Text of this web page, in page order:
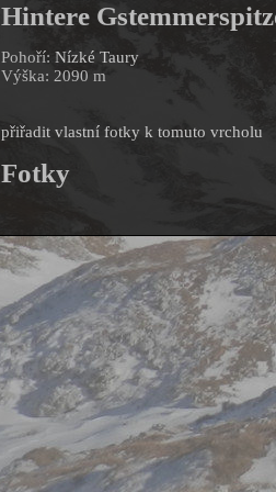
Hintere
Pohoří: Nízké Taury
Výška: 2090 m
přiřadit vlastní fotky k tomuto vrcholu
Fotky